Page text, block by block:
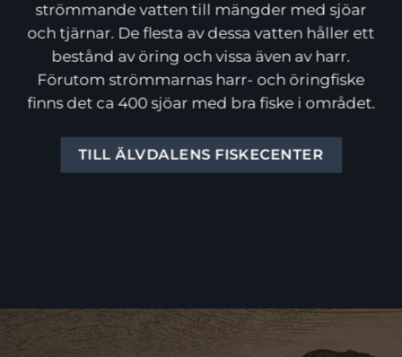
strömmande vatten till mängder med sjöar
och tjärnar. De flesta av dessa vatten håller ett
bestånd av öring och vissa även av harr.
Förutom strömmarnas harr- och öringfiske
finns det ca 400 sjöar med bra fiske i området.
TILL ÄLVDALENS FISKECENTER